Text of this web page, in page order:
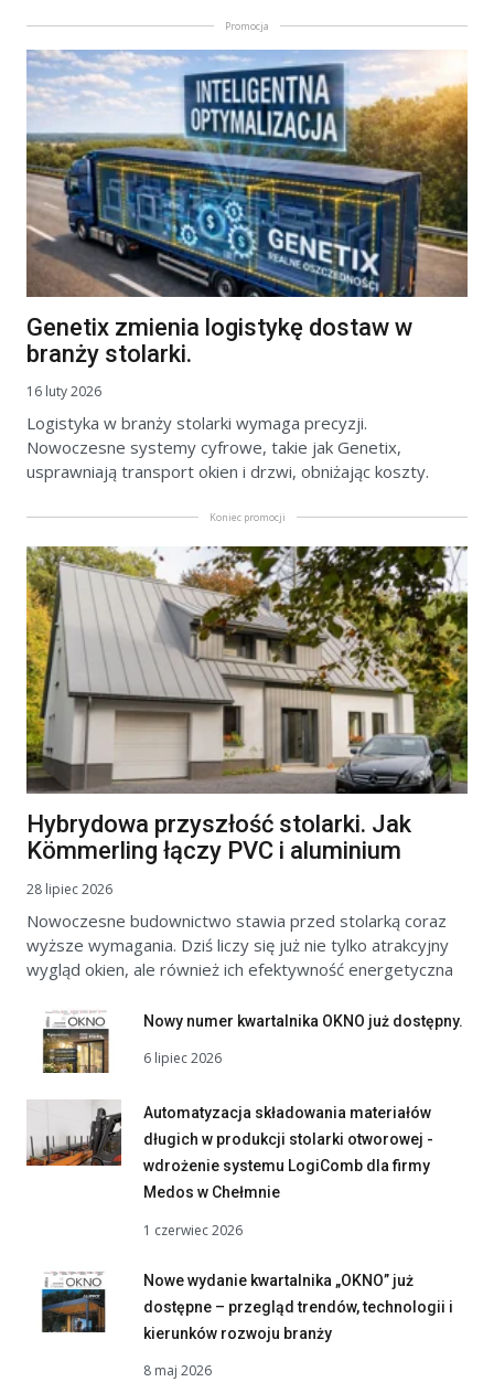
Promocja
Genetix zmienia logistykę dostaw w
branży stolarki.
16 luty 2026
Logistyka w branży stolarki wymaga precyzji.
Nowoczesne systemy cyfrowe, takie jak Genetix,
usprawniają transport okien i drzwi, obniżając koszty.
Koniec promocji
Hybrydowa przyszłość stolarki. Jak
Kömmerling łączy PVC i aluminium
28 lipiec 2026
Nowoczesne budownictwo stawia przed stolarką coraz
wyższe wymagania. Dziś liczy się już nie tylko atrakcyjny
wygląd okien, ale również ich efektywność energetyczna
Nowy numer kwartalnika OKNO już dostępny.
6 lipiec 2026
Automatyzacja składowania materiałów
długich w produkcji stolarki otworowej -
wdrożenie systemu LogiComb dla firmy
Medos w Chełmnie
1 czerwiec 2026
Nowe wydanie kwartalnika „OKNO” już
dostępne – przegląd trendów, technologii i
kierunków rozwoju branży
8 maj 2026